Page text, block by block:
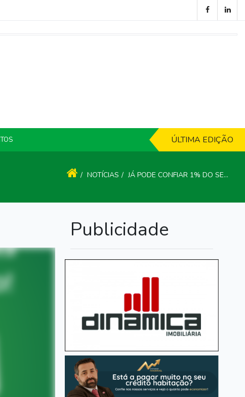
ÚLTIMA EDIÇÃO
NOTÍCIAS JÁ PODE CONFIAR 1% DO SEU IRS À ACIP SEM GASTAR NADA E CONTRIBUIR PARA UM MUNDO MELHOR.
Publicidade